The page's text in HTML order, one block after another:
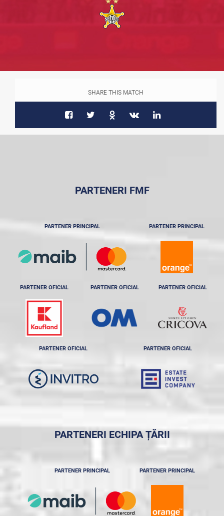
SHARE THIS MATCH
PARTENERI FMF
PARTENER PRINCIPAL PARTENER PRINCIPAL
PARTENER OFICIAL PARTENER OFICIAL PARTENER OFICIAL
PARTENER OFICIAL PARTENER OFICIAL
PARTENERI ECHIPA ȚĂRII
PARTENER PRINCIPAL PARTENER PRINCIPAL